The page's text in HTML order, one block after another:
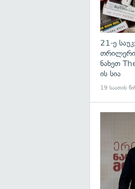
21-ე
ნახეთ
ის სია
19 საათის